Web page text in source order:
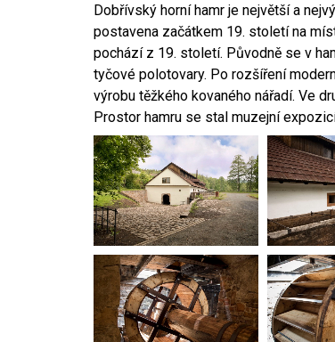
Dobřívský horní hamr je největší a
postavena začátkem 19. století na
pochází z 19. století. Původně se v
tyčové polotovary. Po rozšíření
výrobu těžkého kovaného nářadí. Ve
Prostor hamru se stal muzejní